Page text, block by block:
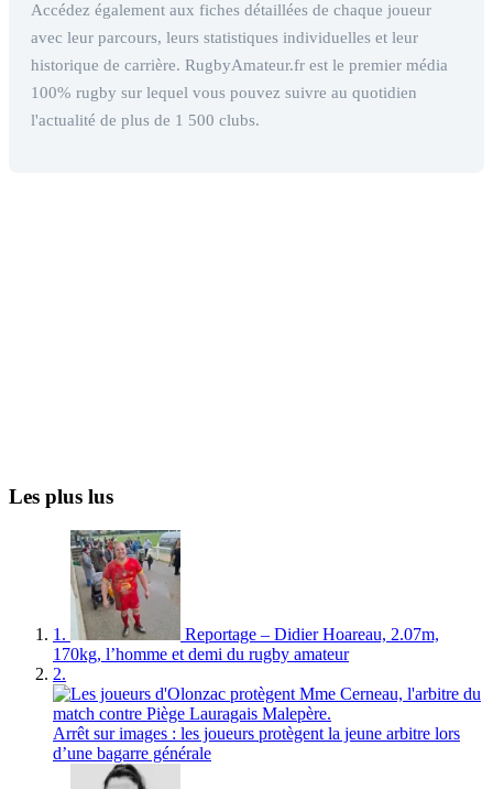
Accédez également aux fiches détaillées de chaque joueur
avec leur parcours, leurs statistiques individuelles et leur
historique de carrière. RugbyAmateur.fr est le premier média
100% rugby sur lequel vous pouvez suivre au quotidien
l'actualité de plus de 1 500 clubs.
Les plus lus
1.
Reportage – Didier Hoareau, 2.07m,
170kg, l’homme et demi du rugby amateur
2.
Arrêt sur images : les joueurs protègent la jeune arbitre lors
d’une bagarre générale